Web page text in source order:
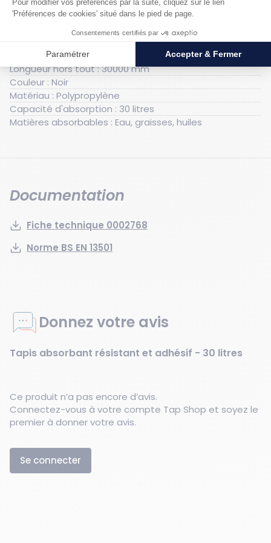
Générales
Largeur hors tout : 910 mm
Longueur hors tout : 30000 mm
Couleur : Noir
Matériau : Polypropylène
Capacité d'absorption : 30 litres
Matières absorbables : Eau, graisses, huiles
Documentation
Fiche technique 0002768
Norme BS EN 13501
Donnez votre avis
Tapis absorbant résistant et adhésif - 30 litres
Ce produit n’a pas encore d’avis.
Connectez-vous à votre compte Tap Shop et soyez le
premier à donner votre avis.
Se connecter